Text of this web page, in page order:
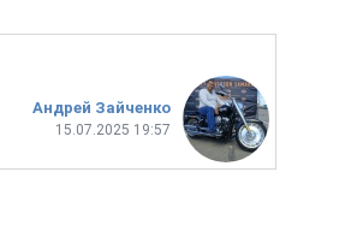
Андрей Зайченко
15.07.2025 19:57